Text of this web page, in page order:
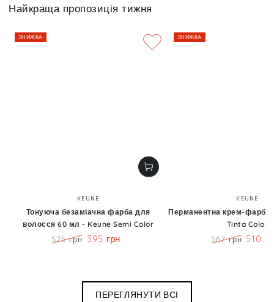
Найкраща пропозиція тижня
Бренд:
KEUNE
Тонуюча безаміачна фарба для
волосся 60 мл - Keune Semi Color
525 грн 395 грн
ЗНИЖКА
KEUNE
Перманентна крем-фарба
Tinta Color
567 грн 510
ЗНИЖКА
ПЕРЕГЛЯНУТИ ВСІ